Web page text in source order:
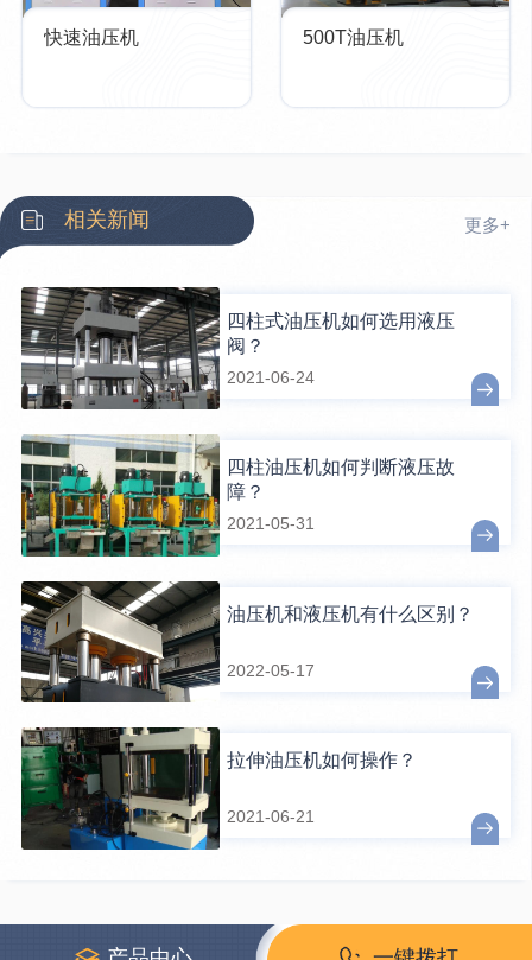
快速油压机 500T油压机
相关新闻 更多+
四柱式油压机如何选用液压
阀？
2021-06-24
四柱油压机如何判断液压故
障？
2021-05-31
油压机和液压机有什么区别？
2022-05-17
拉伸油压机如何操作？
2021-06-21